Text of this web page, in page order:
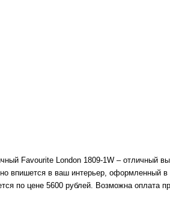
Favourite London 1809-1W – отличный
впишется в ваш интерьер,
по цене 5600 рублей. Возможна оплата